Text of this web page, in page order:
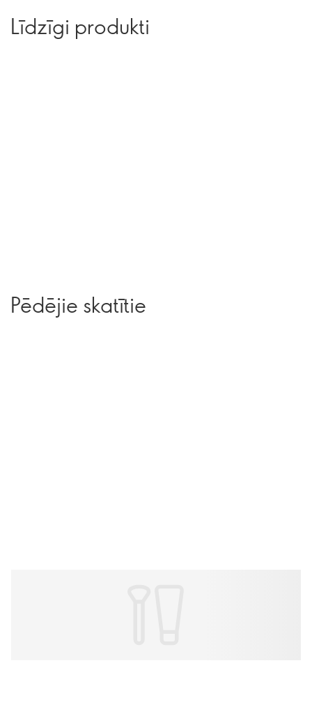
Līdzīgi produkti
Pēdējie skatītie